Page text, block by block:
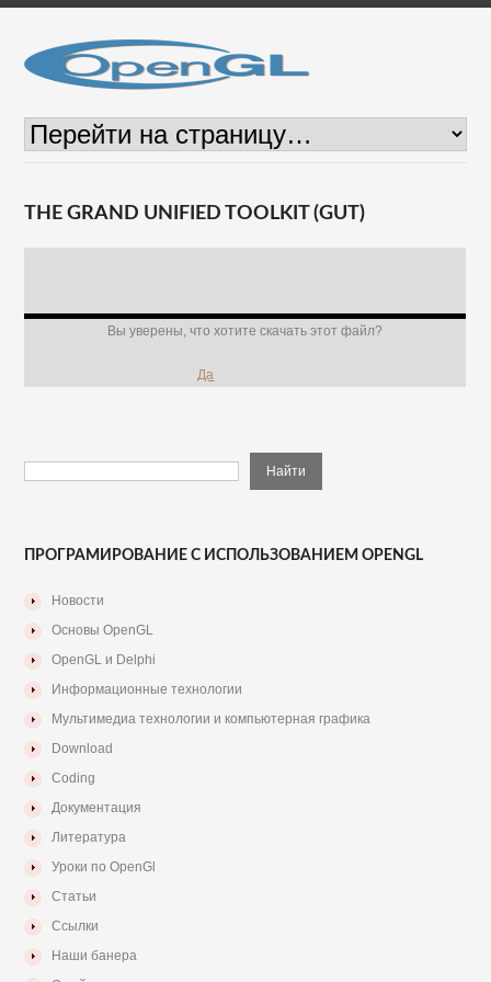
THE GRAND UNIFIED TOOLKIT (GUT)
Вы уверены, что хотите скачать этот файл?
Да
ПРОГРАМИРОВАНИЕ С ИСПОЛЬЗОВАНИЕМ OPENGL
Новости
Основы OpenGL
OpenGL и Delphi
Информационные технологии
Мультимедиа технологии и компьютерная графика
Download
Coding
Документация
Литература
Уроки по OpenGl
Статьи
Ссылки
Наши банера